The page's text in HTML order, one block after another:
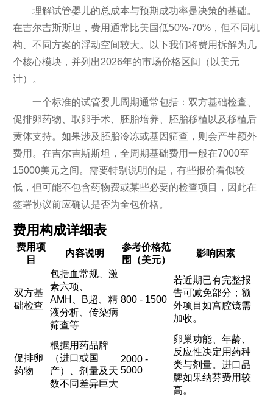
理解试管婴儿的总成本与预期成功率是决策的基础。
在吉尔吉斯斯坦，费用通常比美国低50%-70%，但不同机
构、不同方案的浮动空间较大。以下我们将费用拆解为几
个核心模块，并列出2026年的市场价格区间（以美元
计）。
一个标准的试管婴儿周期通常包括：双方基础检查、
促排卵药物、取卵手术、胚胎培养、胚胎移植以及移植后
黄体支持。如果涉及胚胎冷冻或基因筛查，则会产生额外
费用。在吉尔吉斯斯坦，全周期基础费用一般在7000至
15000美元之间。需要特别说明的是，有些报价看似较
低，但可能不包含药物费或某些必要的检查项目，因此在
签署协议前应确认是否为全包价格。
费用构成详细表
费用项
目
内容说明
参考价格范
围（美元）
影响因素
双方基
础检查
包括血常规、激
素六项、
AMH、B超、精
液分析、传染病
筛查等
800 - 1500
若近期已有完整报
告可减免部分；额
外项目如宫腔镜需
加收。
促排卵
药物
根据用药品牌
（进口或国
产）、剂量及天
数不同差异巨大
2000 -
5000
卵巢功能、年龄、
反应性决定用药种
类与剂量。进口品
牌如果纳芬费用较
高。